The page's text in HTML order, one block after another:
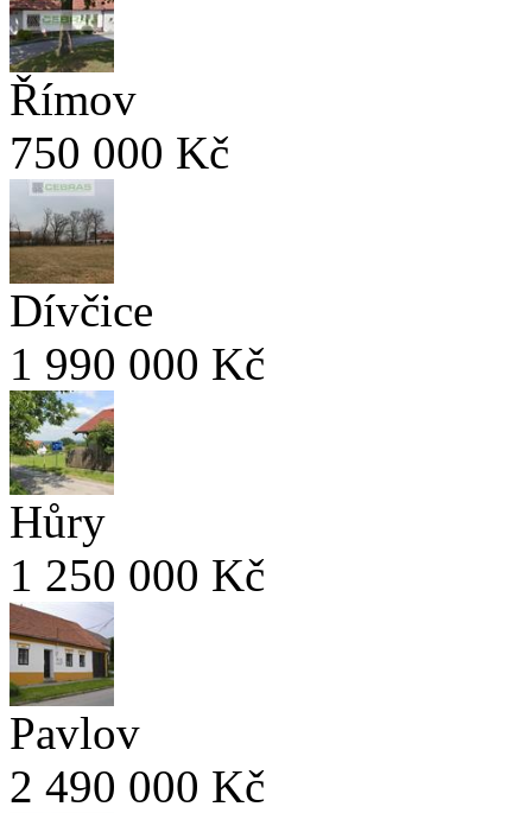
Římov
750 000 Kč
Dívčice
1 990 000 Kč
Hůry
1 250 000 Kč
Pavlov
2 490 000 Kč